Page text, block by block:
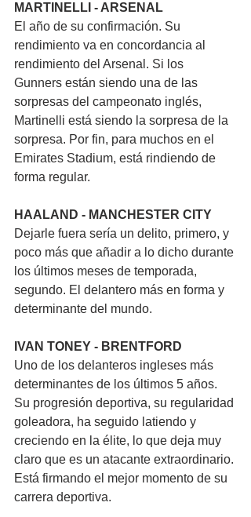
MARTINELLI - ARSENAL
El año de su confirmación. Su
rendimiento va en concordancia al
rendimiento del Arsenal. Si los
Gunners están siendo una de las
sorpresas del campeonato inglés,
Martinelli está siendo la sorpresa de la
sorpresa. Por fin, para muchos en el
Emirates Stadium, está rindiendo de
forma regular.
HAALAND - MANCHESTER CITY
Dejarle fuera sería un delito, primero, y
poco más que añadir a lo dicho durante
los últimos meses de temporada,
segundo. El delantero más en forma y
determinante del mundo.
IVAN TONEY - BRENTFORD
Uno de los delanteros ingleses más
determinantes de los últimos 5 años.
Su progresión deportiva, su regularidad
goleadora, ha seguido latiendo y
creciendo en la élite, lo que deja muy
claro que es un atacante extraordinario.
Está firmando el mejor momento de su
carrera deportiva.